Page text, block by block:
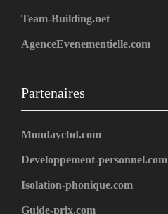
Team-Building.net
AgenceEvenementielle.com
Partenaires
Mondaycbd.com
Developpement-personnel.com
Isolation-phonique.com
Guide-prix.com